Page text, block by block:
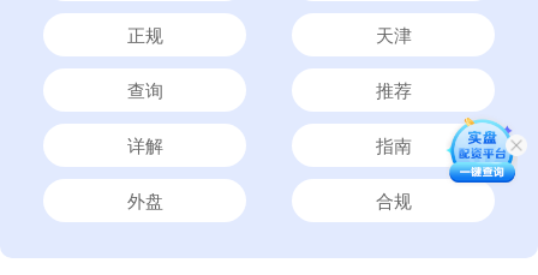
正规 天津
查询 推荐
详解 指南
外盘 合规